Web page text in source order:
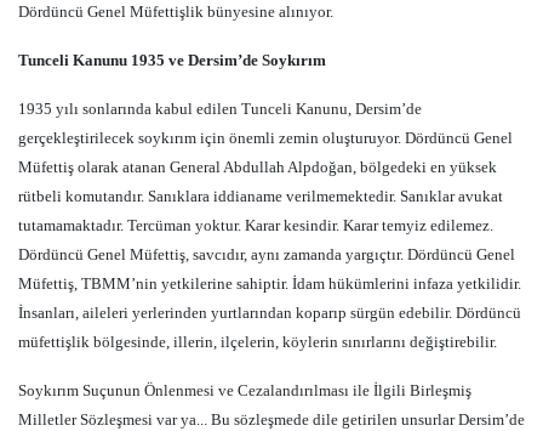
Dördüncü Genel Müfettişlik bünyesine alınıyor.
Tunceli Kanunu 1935 ve Dersim’de Soykırım
1935 yılı sonlarında kabul edilen Tunceli Kanunu, Dersim’de
gerçekleştirilecek soykırım için önemli zemin oluşturuyor. Dördüncü Genel
Müfettiş olarak atanan General Abdullah Alpdoğan, bölgedeki en yüksek
rütbeli komutandır. Sanıklara iddianame verilmemektedir. Sanıklar avukat
tutamamaktadır. Tercüman yoktur. Karar kesindir. Karar temyiz edilemez.
Dördüncü Genel Müfettiş, savcıdır, aynı zamanda yargıçtır. Dördüncü Genel
Müfettiş, TBMM’nin yetkilerine sahiptir. İdam hükümlerini infaza yetkilidir.
İnsanları, aileleri yerlerinden yurtlarından koparıp sürgün edebilir. Dördüncü
müfettişlik bölgesinde, illerin, ilçelerin, köylerin sınırlarını değiştirebilir.
Soykırım Suçunun Önlenmesi ve Cezalandırılması ile İlgili Birleşmiş
Milletler Sözleşmesi var ya... Bu sözleşmede dile getirilen unsurlar Dersim’de